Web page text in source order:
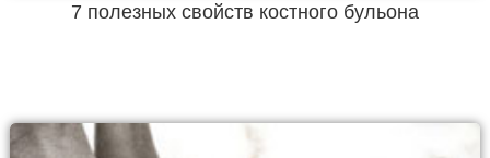
7 полезных свойств костного бульона